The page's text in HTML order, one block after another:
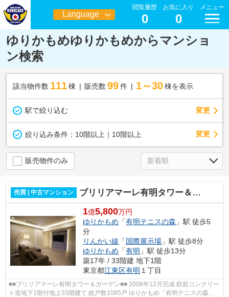
Language
日本語
閲覧履歴
0
お気に入り
0
メニュー
ゆりかもめゆりかもめからマンショ
ン検索
該当物件数 111棟 販売数 99 件 1～30 棟を表示
駅で絞り込む 変更
絞り込み条件： 10階以上｜10階以上 変更
販売物件のみ
売買 | 中古マンション ブリリアマーレ有明タワー＆ガーデン
1億5,800万円
ゆりかもめ 「有明テニスの森 」駅 徒歩5
分
りんかい線 「国際展示場 」駅 徒歩8分
ゆりかもめ 「有明 」駅 徒歩13分
築17年 / 33階建 地下1階
東京都江東区有明 １丁目
■■ブリリアマーレ有明タワー＆ガーデン■■ 2008年12月完成 鉄筋コンクリー
ト造地下1階付地上33階建て 総戸数1085戸 ゆりかもめ「有明テニスの森」